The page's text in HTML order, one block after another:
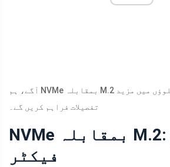
آگے، ہم NVMe بمقابلہ M.2 کے لیے مختلف پہلوؤں میں مزید
تفصیلات فراہم کریں گے۔
NVMe بمقابلہ M.2: فارم
فیکٹر